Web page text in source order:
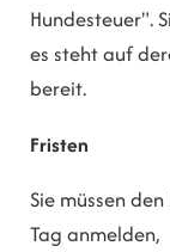
Hundesteuer".
es steht auf
bereit.
Fristen
Sie müssen
Tag anmelden,